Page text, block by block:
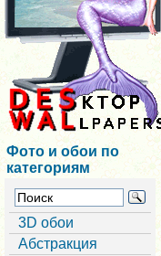
Фото и обои по
категориям
3D обои
Абстракция